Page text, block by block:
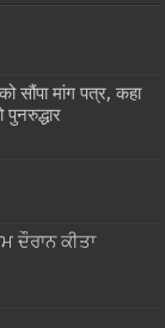
सौंपा मांग पत्र, कहा
ਦੌਰਾਨ ਕੀਤਾ